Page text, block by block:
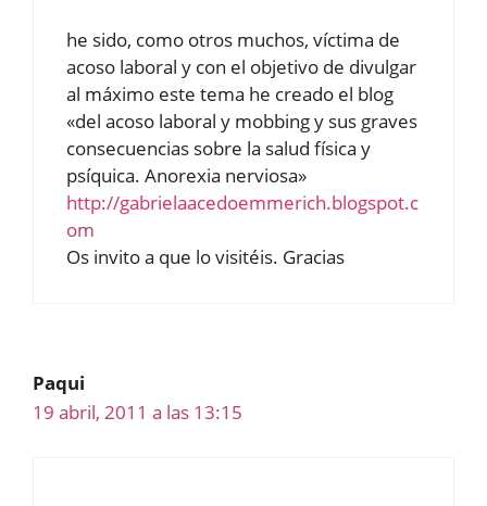
he sido, como otros muchos, víctima de
acoso laboral y con el objetivo de divulgar
al máximo este tema he creado el blog
«del acoso laboral y mobbing y sus graves
consecuencias sobre la salud física y
psíquica. Anorexia nerviosa»
http://gabrielaacedoemmerich.blogspot.c
om
Os invito a que lo visitéis. Gracias
Paqui
19 abril, 2011 a las 13:15